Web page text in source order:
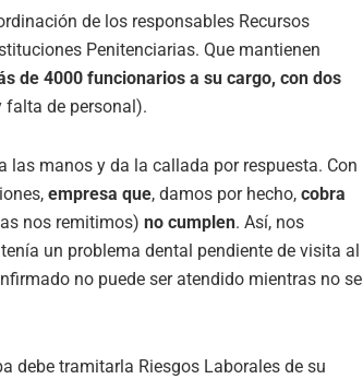
de los responsables Recursos
Penitenciarias. Que mantienen
de 4000 funcionarios a su cargo, con dos
falta de personal).
las manos y da la callada por respuesta. Con
empresa que, damos por hecho, cobra
nos remitimos) no cumplen. Así, nos
un problema dental pendiente de visita al
no puede ser atendido mientras no se
debe tramitarla Riesgos Laborales de su